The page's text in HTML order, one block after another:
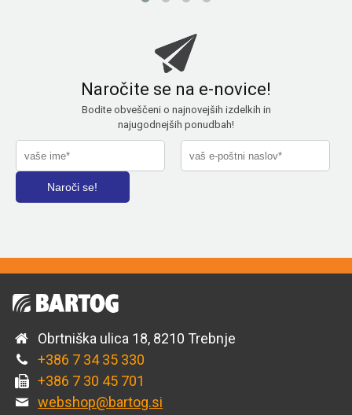
Naročite se na e-novice!
Bodite obveščeni o najnovejših izdelkih in
najugodnejših ponudbah!
Obrtniška ulica 18, 8210 Trebnje
+386 7 34 35 330
+386 7 30 45 701
webshop@bartog.si